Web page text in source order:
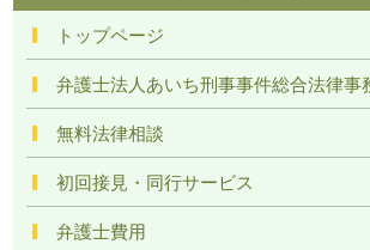
トップページ
弁護士法人あいち刑事事件総合法律事
無料法律相談
初回接見・同行サービス
弁護士費用